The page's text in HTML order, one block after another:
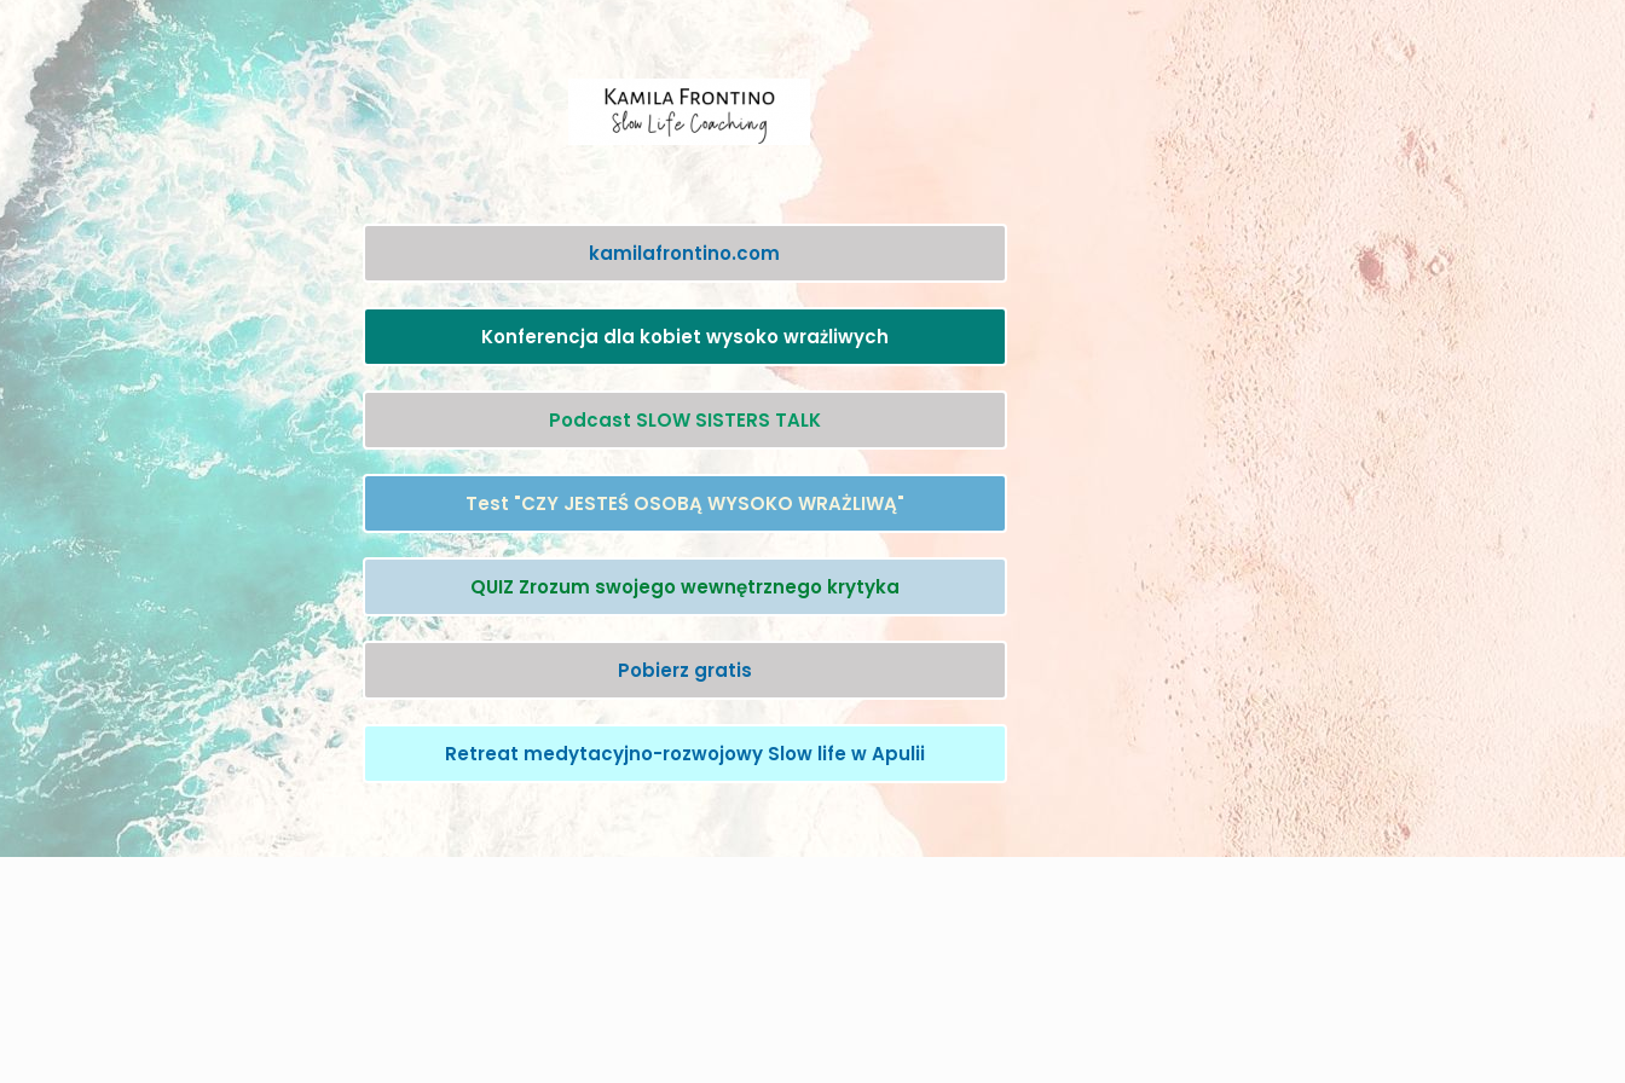
kamilafrontino.com
Konferencja dla kobiet wysoko wrażliwych
Podcast SLOW SISTERS TALK
Test "CZY JESTEŚ OSOBĄ WYSOKO WRAŻLIWĄ"
QUIZ Zrozum swojego wewnętrznego krytyka
Pobierz gratis
Retreat medytacyjno-rozwojowy Slow life w Apulii